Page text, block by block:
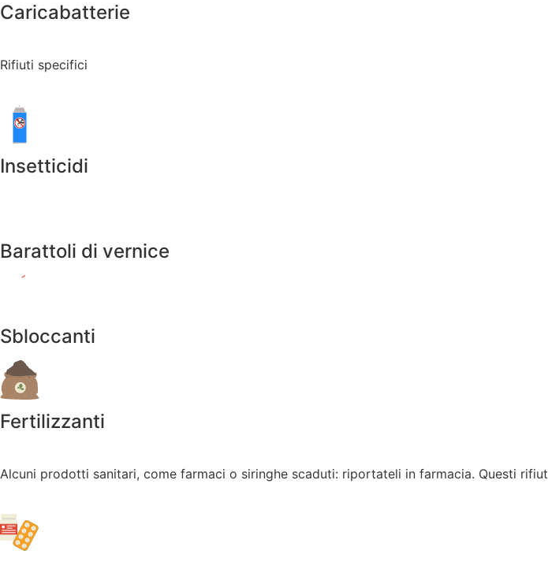
Caricabatterie
Rifiuti specifici
Insetticidi
Barattoli di vernice
Sbloccanti
Fertilizzanti
Alcuni prodotti sanitari, come farmaci o siringhe scaduti: riportateli in farmacia. Questi